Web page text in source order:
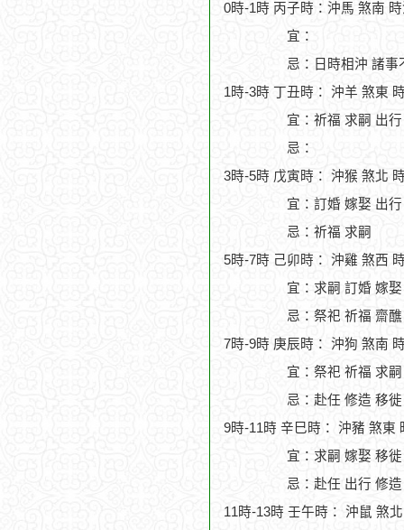
0時-1時 丙子時：沖馬 煞南
宜：
忌：日時相沖 諸事
1時-3時 丁丑時： 沖羊 煞東
宜：祈福 求嗣 出
忌：
3時-5時 戊寅時： 沖猴 煞北
宜：訂婚 嫁娶 出
忌：祈福 求嗣
5時-7時 己卯時： 沖雞 煞西
宜：求嗣 訂婚 嫁
忌：祭祀 祈福 齋
7時-9時 庚辰時： 沖狗 煞南
宜：祭祀 祈福 求
忌：赴任 修造 移
9時-11時 辛巳時： 沖豬 煞東
宜：求嗣 嫁娶 移
忌：赴任 出行 修
11時-13時 壬午時： 沖鼠 煞